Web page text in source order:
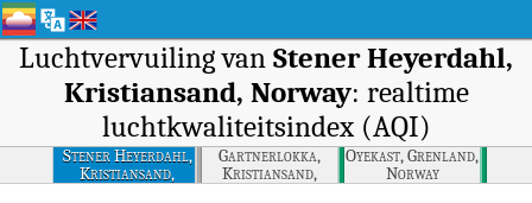
Luchtvervuiling van Stener Heyerdahl,
Kristiansand, Norway: realtime
luchtkwaliteitsindex (AQI)
Stener Heyerdahl,
Kristiansand,
Norway
Gartnerlokka,
Kristiansand,
Norway
Oyekast, Grenland,
Norway